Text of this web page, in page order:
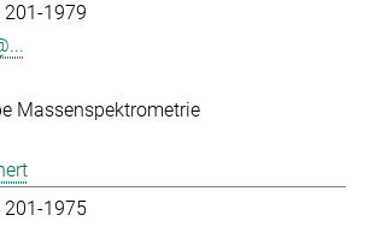
1979
Massenspektrometrie
201-1975